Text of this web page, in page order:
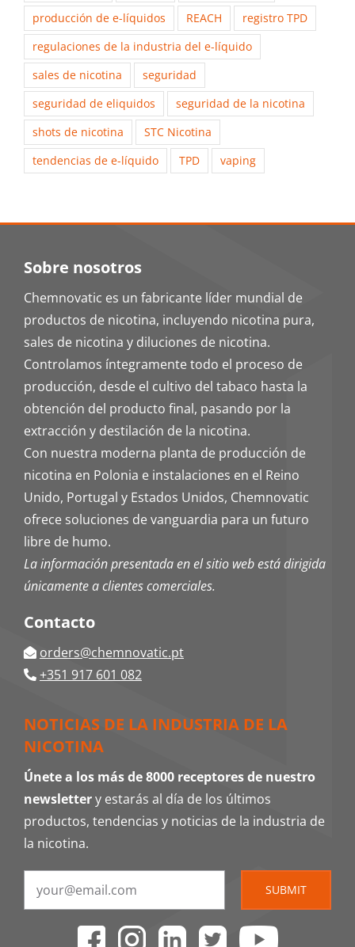
producción de e-líquidos
REACH
registro TPD
regulaciones de la industria del e-líquido
sales de nicotina
seguridad
seguridad de eliquidos
seguridad de la nicotina
shots de nicotina
STC Nicotina
tendencias de e-líquido
TPD vaping
Sobre nosotros
Chemnovatic es un fabricante líder mundial de
productos de nicotina, incluyendo nicotina pura,
sales de nicotina y diluciones de nicotina.
Controlamos íntegramente todo el proceso de
producción, desde el cultivo del tabaco hasta la
obtención del producto final, pasando por la
extracción y destilación de la nicotina.
Con nuestra moderna planta de producción de
nicotina en Polonia e instalaciones en el Reino
Unido, Portugal y Estados Unidos, Chemnovatic
ofrece soluciones de vanguardia para un futuro
libre de humo.
La información presentada en el sitio web está dirigida
únicamente a clientes comerciales.
Contacto
orders@chemnovatic.pt
+351 917 601 082
NOTICIAS DE LA INDUSTRIA DE LA
NICOTINA
Únete a los más de 8000 receptores de nuestro
newslettery estarás al día de los últimos
productos, tendencias y noticias de la industria de
la nicotina.
SUBMIT